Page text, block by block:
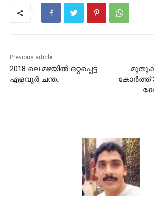
Previous article
2018 ലെ മഴയില്‍ ഒറ്റപ്പെട്ട
എളവൂര്‍ ചന്ത..
കോർത്ത്